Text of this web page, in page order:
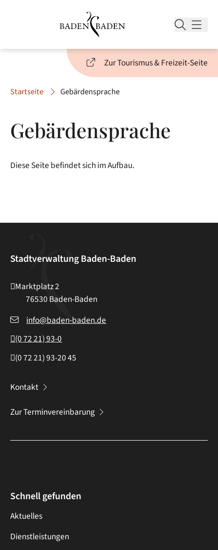
Zur Tourismus & Freizeit-Seite
Startseite Gebärdensprache
Gebärdensprache
Diese Seite befindet sich im Aufbau.
Stadtverwaltung Baden-Baden
Marktplatz 2
76530 Baden-Baden
info@baden-baden.de
(07221) 93-0
(07221) 93-2045
Kontakt
Zur Terminvereinbarung
Schnell gefunden
Aktuelles
Dienstleistungen